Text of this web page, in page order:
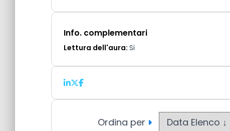
Info. complementari
Lettura dell'aura: Si
Ordina per